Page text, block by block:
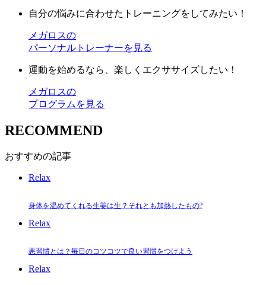
自分の悩みに合わせたトレーニングをしてみたい！
メガロスの
パーソナルトレーナーを見る
運動を始めるなら、楽しくエクササイズしたい！
メガロスの
プログラムを見る
RECOMMEND
おすすめの記事
Relax
身体を温めてくれる生姜は生？それとも加熱したもの?
Relax
悪習慣とは？毎日のコツコツで良い習慣をつけよう
Relax